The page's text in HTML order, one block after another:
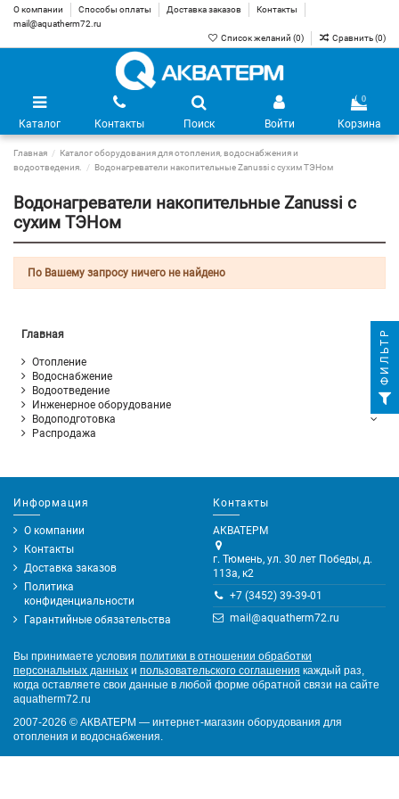
О компании Способы оплаты Доставка заказов
Контакты
mail@aquatherm72.ru
Список желаний (0) Сравнить (0)
Каталог Контакты Поиск Войти
0
Корзина
Главная
Каталог оборудования для отопления, водоснабжения и
водоотведения.
Водонагреватели накопительные Zanussi с сухим ТЭНом
Водонагреватели накопительные Zanussi с
сухим ТЭНом
По Вашему запросу ничего не найдено
Главная
Отопление
Водоснабжение
Водоотведение
Инженерное оборудование
Водоподготовка
Распродажа
Информация
О компании
Контакты
Доставка заказов
Политика
конфиденциальности
Гарантийные обязательства
Контакты
АКВАТЕРМ
г. Тюмень, ул. 30 лет Победы, д.
113а, к2
+7 (3452) 39-39-01
mail@aquatherm72.ru
Вы принимаете условия политики в отношении обработки
персональных данных и пользовательского соглашения каждый раз,
когда оставляете свои данные в любой форме обратной связи на сайте
aquatherm72.ru
2007-2026 © АКВАТЕРМ — интернет-магазин оборудования для
отопления и водоснабжения.
ФИЛЬТР